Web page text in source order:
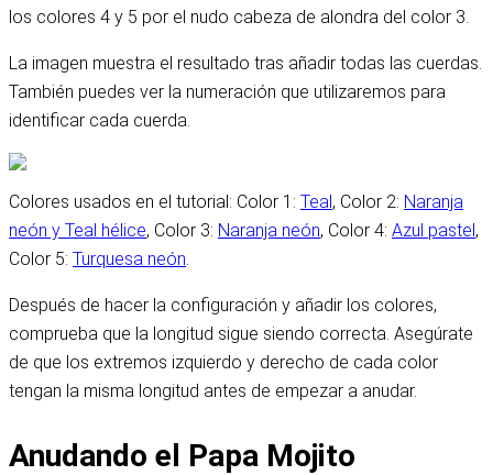
los colores 4 y 5 por el nudo cabeza de alondra del color 3.
La imagen muestra el resultado tras añadir todas las cuerdas.
También puedes ver la numeración que utilizaremos para
identificar cada cuerda.
Colores usados en el tutorial: Color 1: Teal, Color 2: Naranja
neón y Teal hélice, Color 3: Naranja neón, Color 4: Azul pastel,
Color 5: Turquesa neón
Después de hacer la configuración y añadir los colores,
comprueba que la longitud sigue siendo correcta. Asegúrate
de que los extremos izquierdo y derecho de cada color
tengan la misma longitud antes de empezar a anudar.
Anudando el Papa Mojito